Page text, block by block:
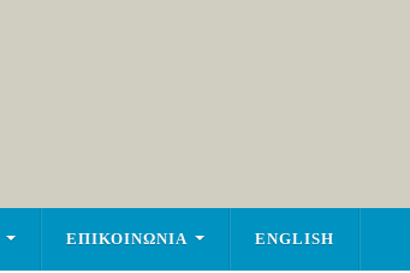
ΕΠΙΚΟΙΝΩΝΙΑ ENGLISH